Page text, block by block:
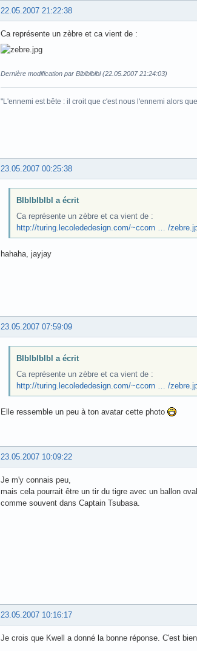
22.05.2007 21:22:38
Ca représente un zèbre et ca vient de :
Dernière modification par Blblblblbl (22.05.2007 21:24:03)
"L'ennemi est bête : il croit que c'est nous l'ennemi alors
23.05.2007 00:25:38
Blblblblbl a écrit
Ca représente un zèbre et ca vient de :
http://turing.lecolededesign.com/~ccorn … /
hahaha, jayjay
23.05.2007 07:59:09
Blblblblbl a écrit
Ca représente un zèbre et ca vient de :
http://turing.lecolededesign.com/~ccorn … /
Elle ressemble un peu à ton avatar cette photo
23.05.2007 10:09:22
Je m'y connais peu,
mais cela pourrait être un tir du tigre avec un ballon
comme souvent dans Captain Tsubasa.
23.05.2007 10:16:17
Je crois que Kwell a donné la bonne réponse. C'est